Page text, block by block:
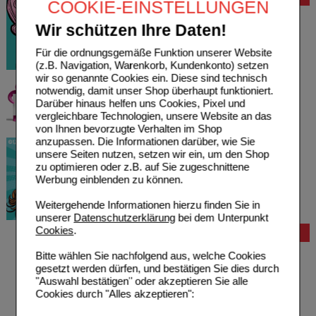
COOKIE-EINSTELLUNGEN
Wir schützen Ihre Daten!
Für die ordnungsgemäße Funktion unserer Website
(z.B. Navigation, Warenkorb, Kundenkonto) setzen
wir so genannte Cookies ein. Diese sind technisch
notwendig, damit unser Shop überhaupt funktioniert.
Darüber hinaus helfen uns Cookies, Pixel und
vergleichbare Technologien, unsere Website an das
von Ihnen bevorzugte Verhalten im Shop
anzupassen. Die Informationen darüber, wie Sie
unsere Seiten nutzen, setzen wir ein, um den Shop
zu optimieren oder z.B. auf Sie zugeschnittene
Werbung einblenden zu können.
Weitergehende Informationen hierzu finden Sie in
unserer Datenschutzerklärungbei dem Unterpunkt
Cookies.
Bitte wählen Sie nachfolgend aus, welche Cookies
gesetzt werden dürfen, und bestätigen Sie dies durch
"Auswahl bestätigen" oder akzeptieren Sie alle
Cookies durch "Alles akzeptieren":
Hilfe zur Anmeldung
Hilfe zum Bestellvorgang
Zahlungsmöglichkeiten
Rezepte einlösen